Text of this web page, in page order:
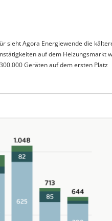
sieht Agora Energiewende die
auf dem Heizungsmarkt
Geräten auf dem ersten Platz